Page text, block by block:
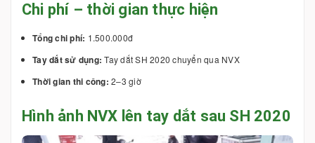
Chi phí – thời gian thực hiện
Tổng chi phí: 1.500.000đ
Tay dắt sử dụng: Tay dắt SH 2020 chuyển qua NVX
Thời gian thi công: 2–3 giờ
Hình ảnh NVX lên tay dắt sau SH 2020